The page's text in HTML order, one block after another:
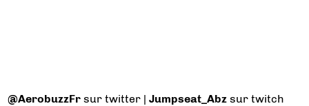
@AerobuzzFr sur twitter |Jumpseat_Abz sur twitch